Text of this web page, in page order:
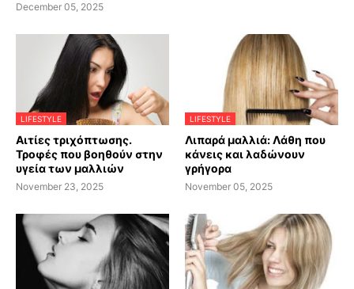
December 05, 2025
LIFESTYLE
Αιτίες τριχόπτωσης.
Τροφές που βοηθούν στην
υγεία των μαλλιών
November 23, 2025
LIFESTYLE
Λιπαρά μαλλιά: Λάθη που
κάνεις και λαδώνουν
γρήγορα
November 05, 2025